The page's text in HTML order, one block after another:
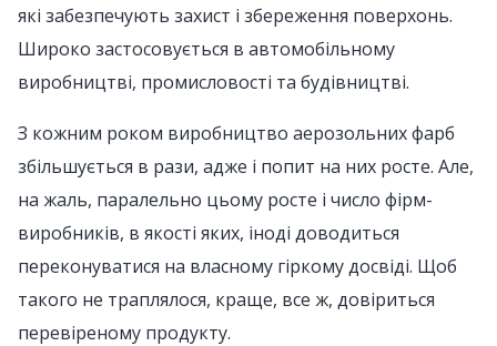
які забезпечують захист і збереження поверхонь.
Широко застосовується в автомобільному
виробництві, промисловості та будівництві.
З кожним роком виробництво аерозольних фарб
збільшується в рази, адже і попит на них росте. Але,
на жаль, паралельно цьому росте і число фірм-
виробників, в якості яких, іноді доводиться
переконуватися на власному гіркому досвіді. Щоб
такого не траплялося, краще, все ж, довіриться
перевіреному продукту.